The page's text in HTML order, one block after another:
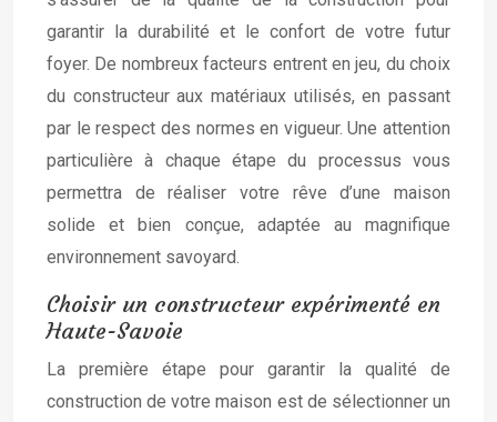
garantir la durabilité et le confort de votre futur
foyer. De nombreux facteurs entrent en jeu, du choix
du constructeur aux matériaux utilisés, en passant
par le respect des normes en vigueur. Une attention
particulière à chaque étape du processus vous
permettra de réaliser votre rêve d’une maison
solide et bien conçue, adaptée au magnifique
environnement savoyard.
Choisir un constructeur expérimenté en
Haute-Savoie
La première étape pour garantir la qualité de
construction de votre maison est de sélectionner un